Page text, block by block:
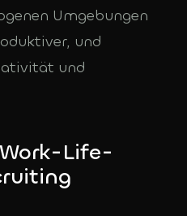
Umgebungen
und
und
Life-